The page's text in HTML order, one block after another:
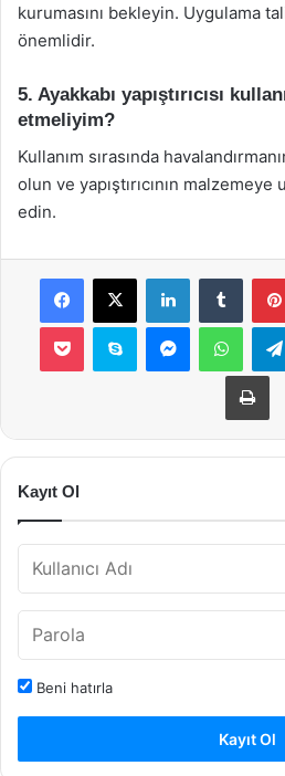
kurumasını bekleyin. Uygulama
önemlidir.
5. Ayakkabı yapıştırıcısı
etmeliyim?
Kullanım sırasında
olun ve yapıştırıcının
edin.
Facebook
X LinkedIn
Pocket Skype Messenger
Kayıt Ol
Beni hatırla
Kayıt Ol